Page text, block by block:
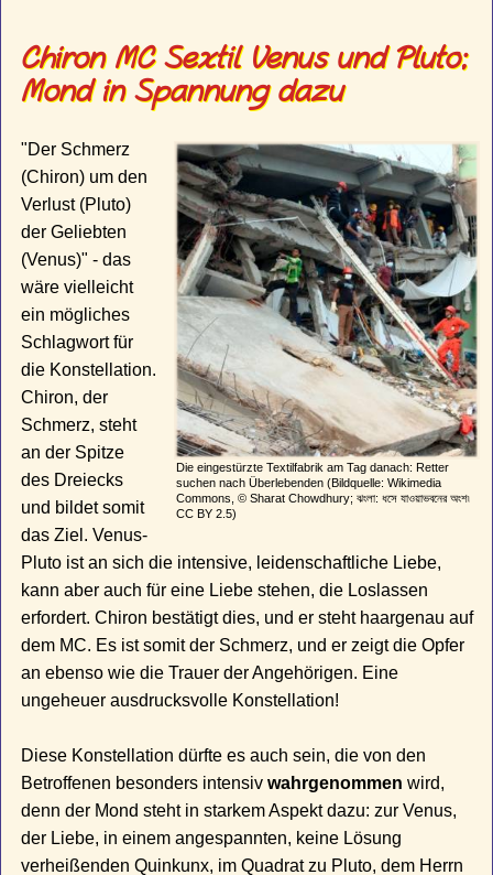
Chiron MC Sextil Venus und Pluto;
Mond in Spannung dazu
Die eingestürzte Textilfabrik am Tag danach: Retter
suchen nach Überlebenden (Bildquelle: Wikimedia
Commons, © Sharat Chowdhury; ঝংলা: ধসে যাওয়াভবনের অংশ৷
CC BY 2.5)
"Der Schmerz
(Chiron) um den
Verlust (Pluto)
der Geliebten
(Venus)" - das
wäre vielleicht
ein mögliches
Schlagwort für
die Konstellation.
Chiron, der
Schmerz, steht
an der Spitze
des Dreiecks
und bildet somit
das Ziel. Venus-
Pluto ist an sich die intensive, leidenschaftliche Liebe,
kann aber auch für eine Liebe stehen, die Loslassen
erfordert. Chiron bestätigt dies, und er steht haargenau auf
dem MC. Es ist somit der Schmerz, und er zeigt die Opfer
an ebenso wie die Trauer der Angehörigen. Eine
ungeheuer ausdrucksvolle Konstellation!
Diese Konstellation dürfte es auch sein, die von den
Betroffenen besonders intensivwahrgenommen wird,
denn der Mond steht in starkem Aspekt dazu: zur Venus,
der Liebe, in einem angespannten, keine Lösung
verheißenden Quinkunx, im Quadrat zu Pluto, dem Herrn